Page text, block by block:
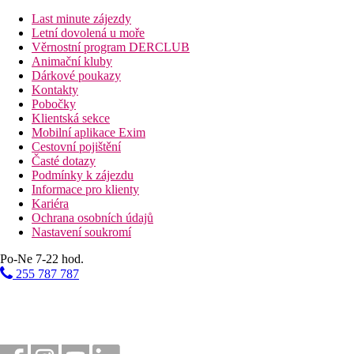
Pláž
Plážová dovolená
Bazény
Lehátka a slunečníky u bazénu zdarma
Bar u bazénu
Fotogalerie
Last minute zájezdy
Letní dovolená u moře
Věrnostní program DERCLUB
Animační kluby
Dárkové poukazy
Kontakty
Pobočky
Klientská sekce
Mobilní aplikace Exim
Cestovní pojištění
Časté dotazy
Podmínky k zájezdu
Informace pro klienty
Kariéra
Ochrana osobních údajů
Nastavení soukromí
Po-Ne 7-22 hod.
255 787 787